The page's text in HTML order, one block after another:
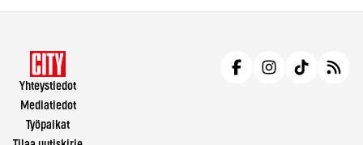
Yhteystiedot
Mediatiedot
Työpaikat